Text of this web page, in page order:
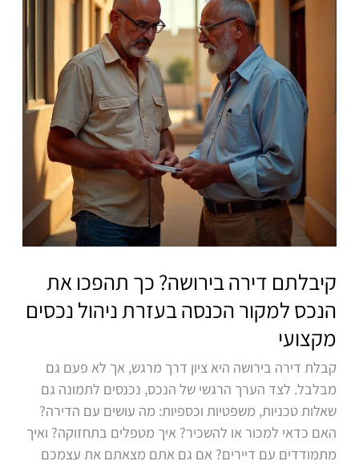
קיבלתם דירה בירושה? כך תהפכו את
הנכס למקור הכנסה בעזרת ניהול נכסים
מקצועי
קבלת דירה בירושה היא ציון דרך מרגש, אך לא פעם גם
מבלבל. לצד הערך הרגשי של הנכס, נכנסים לתמונה גם
שאלות טכניות, משפטיות וכספיות: מה עושים עם הדירה?
האם כדאי למכור או להשכיר? איך מטפלים בתחזוקה? ואיך
מתמודדים עם דיירים? אם גם אתם מצאתם את עצמכם
תהפכו
למקור
הכנסה
בעזרת
מקצועי